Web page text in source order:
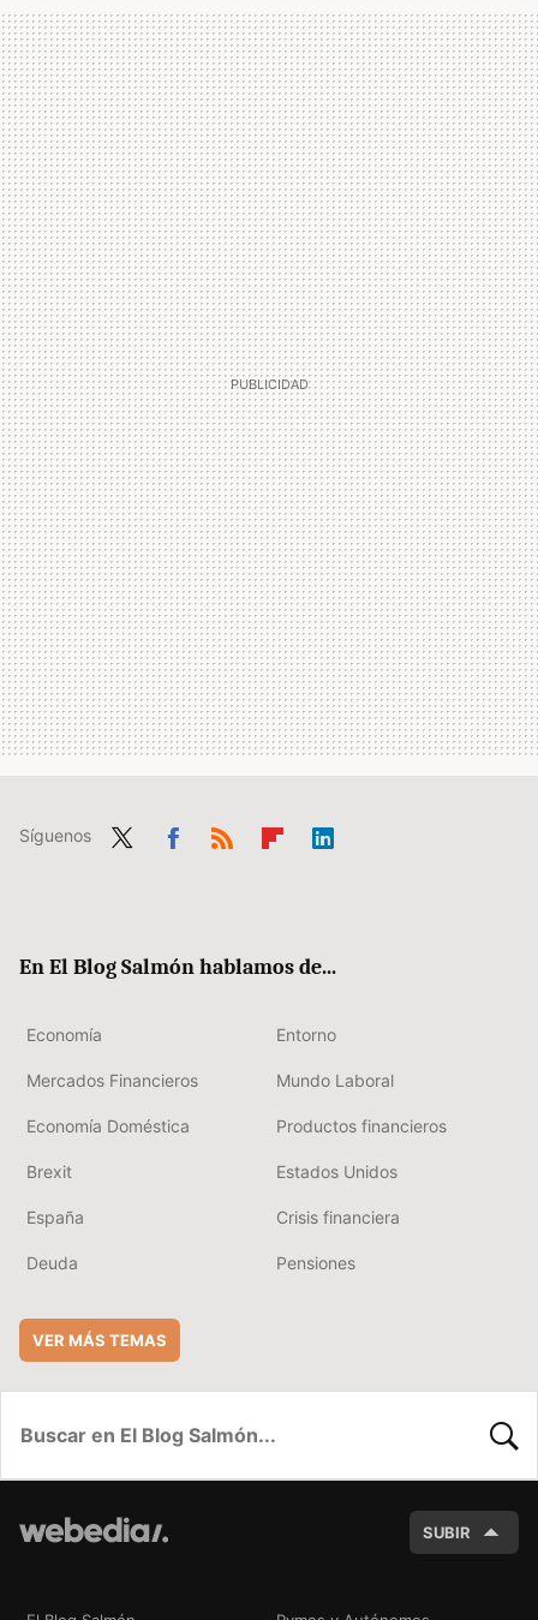
Síguenos
En El Blog Salmón hablamos de...
Economía Entorno
Mercados Financieros Mundo Laboral
Economía Doméstica Productos financieros
Brexit Estados Unidos
España Crisis financiera
Deuda Pensiones
VER MÁS TEMAS
SUBIR